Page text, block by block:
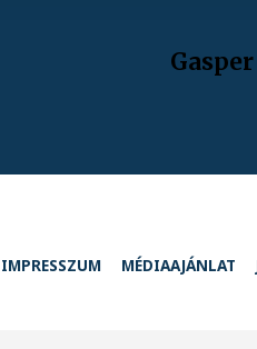
IMPRESSZUM MÉDIAAJÁNLAT